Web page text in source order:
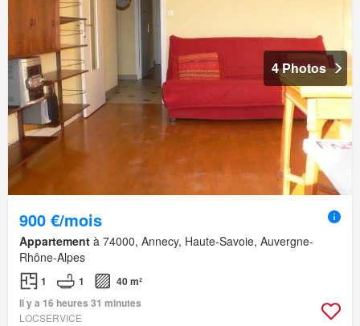
4 Photos
900 €/mois
Appartement à 74000, Annecy, Haute-Savoie, Auvergne-
Rhône-Alpes
1 1
40 m²
Il y a 16 heures 31 minutes
LOCSERVICE